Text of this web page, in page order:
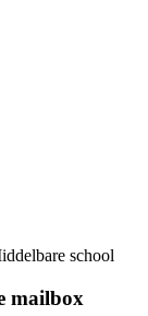
school
mailbox